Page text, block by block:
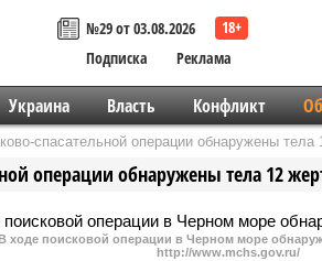
№29 от 03.08.2026
Подписка
Реклама
Украина Власть Конфликт
спасательной операции обнаружены тела
операции обнаружены тела 12
ходе поисковой операции в Черном море
http://www.mchs.gov.ru/